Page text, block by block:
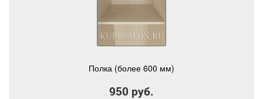
Полка (более 600 мм)
950 руб.